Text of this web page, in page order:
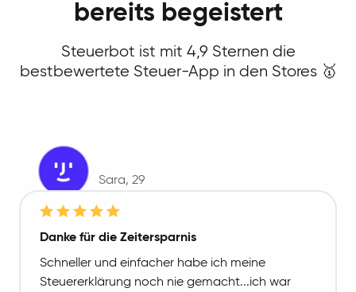
bereits begeistert
Steuerbot ist mit 4,9 Sternen die
bestbewertete Steuer-App in den Stores 🥇
Sara, 29
Danke für die Zeitersparnis
Schneller und einfacher habe ich meine
Steuererklärung noch nie gemacht...ich war